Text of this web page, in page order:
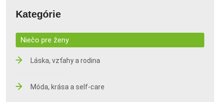
Kategórie
Niečo pre ženy
Láska, vzťahy a rodina
Móda, krása a self-care